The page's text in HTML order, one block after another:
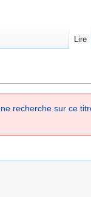
recherche sur ce
Lire